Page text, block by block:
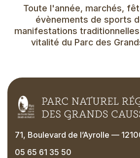
Toute l'année, marchés,
évènements de sports
manifestations
vitalité du Parc des
71, Boulevard de l’Ayrolle —
05 65 61 35 50